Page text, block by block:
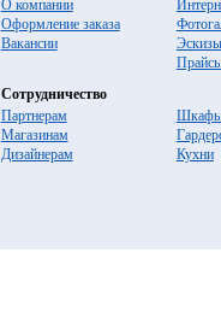
О компании
Оформление заказа
Вакансии
Эскизы
Сотрудничество
Партнерам
Магазинам
Дизайнерам
Кухни